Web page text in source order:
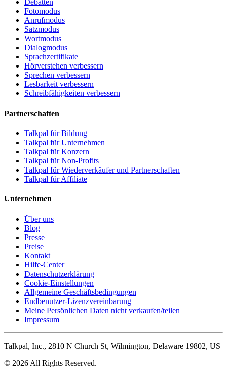
Debatten
Fotomodus
Anrufmodus
Satzmodus
Wortmodus
Dialogmodus
Sprachzertifikate
Hörverstehen verbessern
Sprechen verbessern
Lesbarkeit verbessern
Schreibfähigkeiten verbessern
Partnerschaften
Talkpal für Bildung
Talkpal für Unternehmen
Talkpal für Konzern
Talkpal für Non-Profits
Talkpal für Wiederverkäufer und Partnerschaften
Talkpal für Affiliate
Unternehmen
Über uns
Blog
Presse
Preise
Kontakt
Hilfe-Center
Datenschutzerklärung
Cookie-Einstellungen
Allgemeine Geschäftsbedingungen
Endbenutzer-Lizenzvereinbarung
Meine Persönlichen Daten nicht verkaufen/teilen
Impressum
Talkpal, Inc., 2810 N Church St, Wilmington, Delaware 19802, US
© 2026 All Rights Reserved.